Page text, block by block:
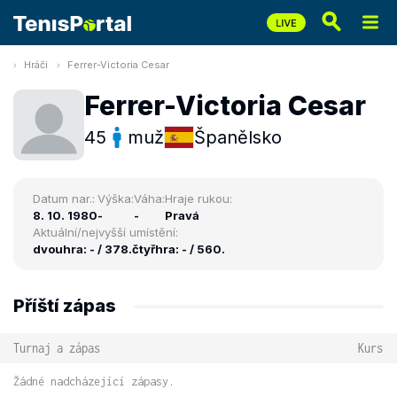
Hráči Ferrer-Victoria Cesar
Ferrer-Victoria Cesar
45 muž Španělsko
Datum nar.:
8. 10. 1980
Výška:
-
Váha:
-
Hraje rukou:
Pravá
Aktuální/nejvyšší umístění:
dvouhra: - / 378.čtyřhra: - / 560.
Příští zápas
Turnaj a zápas Kurs
Žádné nadcházející zápasy.